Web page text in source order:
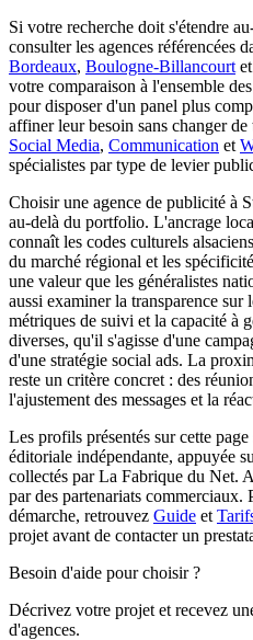
Si votre recherche doit s'étendre
consulter les agences référencées
Bordeaux, Boulogne-Billancourt et
votre comparaison à l'ensemble des
pour disposer d'un panel plus
affiner leur besoin sans changer de
Social Media, Communication et
spécialistes par type de levier
Choisir une agence de publicité à
au-delà du portfolio. L'ancrage
connaît les codes culturels
du marché régional et les
une valeur que les généralistes
aussi examiner la transparence sur
métriques de suivi et la capacité à
diverses, qu'il s'agisse d'une
d'une stratégie social ads. La
reste un critère concret : des
l'ajustement des messages et la
Les profils présentés sur cette
éditoriale indépendante, appuyée
collectés par La Fabrique du Net.
par des partenariats
démarche, retrouvez Guide et
projet avant de contacter un
Besoin d'aide pour choisir ?
Décrivez votre projet et recevez
d'agences.